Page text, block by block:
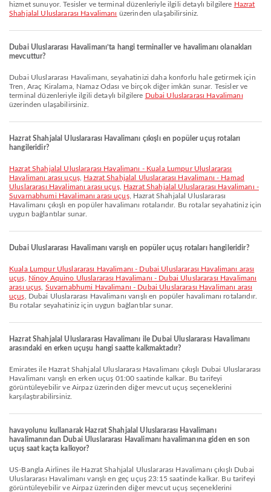
hizmet sunuyor. Tesisler ve terminal düzenleriyle ilgili detaylı bilgilere Hazrat
Shahjalal Uluslararası Havalimanı üzerinden ulaşabilirsiniz.
Dubai Uluslararası Havalimanı’ta hangi terminaller ve havalimanı olanakları
mevcuttur?
Dubai Uluslararası Havalimanı, seyahatinizi daha konforlu hale getirmek için
Tren, Araç Kiralama, Namaz Odası ve birçok diğer imkân sunar. Tesisler ve
terminal düzenleriyle ilgili detaylı bilgilere Dubai Uluslararası Havalimanı
üzerinden ulaşabilirsiniz.
Hazrat Shahjalal Uluslararası Havalimanı çıkışlı en popüler uçuş rotaları
hangileridir?
Hazrat Shahjalal Uluslararası Havalimanı - Kuala Lumpur Uluslararası
Havalimanı arası uçuş, Hazrat Shahjalal Uluslararası Havalimanı - Hamad
Uluslararası Havalimanı arası uçuş, Hazrat Shahjalal Uluslararası Havalimanı -
Suvarnabhumi Havalimanı arası uçuş, Hazrat Shahjalal Uluslararası
Havalimanı çıkışlı en popüler havalimanı rotalarıdır. Bu rotalar seyahatiniz için
uygun bağlantılar sunar.
Dubai Uluslararası Havalimanı varışlı en popüler uçuş rotaları hangileridir?
Kuala Lumpur Uluslararası Havalimanı - Dubai Uluslararası Havalimanı arası
uçuş
Ninoy Aquino Uluslararası Havalimanı - Dubai Uluslararası Havalimanı
arası uçuş Suvarnabhumi Havalimanı - Dubai Uluslararası Havalimanı arası
uçuş , Dubai Uluslararası Havalimanı varışlı en popüler havalimanı rotalarıdır.
Bu rotalar seyahatiniz için uygun bağlantılar sunar.
Hazrat Shahjalal Uluslararası Havalimanı ile Dubai Uluslararası Havalimanı
arasındaki en erken uçuşu hangi saatte kalkmaktadır?
Emirates ile Hazrat Shahjalal Uluslararası Havalimanı çıkışlı Dubai Uluslararası
Havalimanı varışlı en erken uçuş 01:00 saatinde kalkar. Bu tarifeyi
görüntüleyebilir ve Airpaz üzerinden diğer mevcut uçuş seçeneklerini
karşılaştırabilirsiniz.
havayolunu kullanarak Hazrat Shahjalal Uluslararası Havalimanı
havalimanından Dubai Uluslararası Havalimanı havalimanına giden en son
uçuş saat kaçta kalkıyor?
US-Bangla Airlines ile Hazrat Shahjalal Uluslararası Havalimanı çıkışlı Dubai
Uluslararası Havalimanı varışlı en geç uçuş 23:15 saatinde kalkar. Bu tarifeyi
görüntüleyebilir ve Airpaz üzerinden diğer mevcut uçuş seçeneklerini